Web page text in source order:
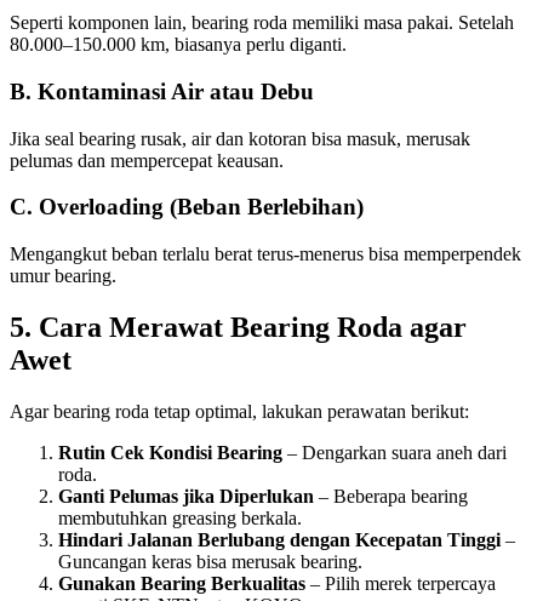
Seperti komponen lain, bearing roda memiliki masa pakai. Setelah
80.000–150.000 km, biasanya perlu diganti.
B. Kontaminasi Air atau Debu
Jika seal bearing rusak, air dan kotoran bisa masuk, merusak
pelumas dan mempercepat keausan.
C. Overloading (Beban Berlebihan)
Mengangkut beban terlalu berat terus-menerus bisa memperpendek
umur bearing.
5. Cara Merawat Bearing Roda agar
Awet
Agar bearing roda tetap optimal, lakukan perawatan berikut:
Rutin Cek Kondisi Bearing – Dengarkan suara aneh dari
roda.
Ganti Pelumas jika Diperlukan – Beberapa bearing
membutuhkan greasing berkala.
Hindari Jalanan Berlubang dengan Kecepatan Tinggi –
Guncangan keras bisa merusak bearing.
Gunakan Bearing Berkualitas – Pilih merek terpercaya